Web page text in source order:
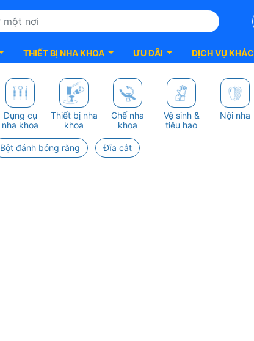
THIẾT BỊ NHA KHOA ƯU ĐÃI DỊCH VỤ KHÁC
Dụng cụ
nha khoa
Thiết bị nha
khoa
Ghế nha
khoa
Vệ sinh &
tiêu hao
Nội nha
Bột đánh bóng răng Đĩa cắt